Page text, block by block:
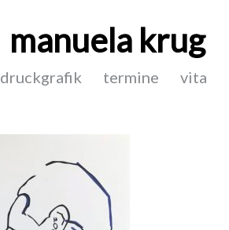
manuela krug
druckgrafik termine vita